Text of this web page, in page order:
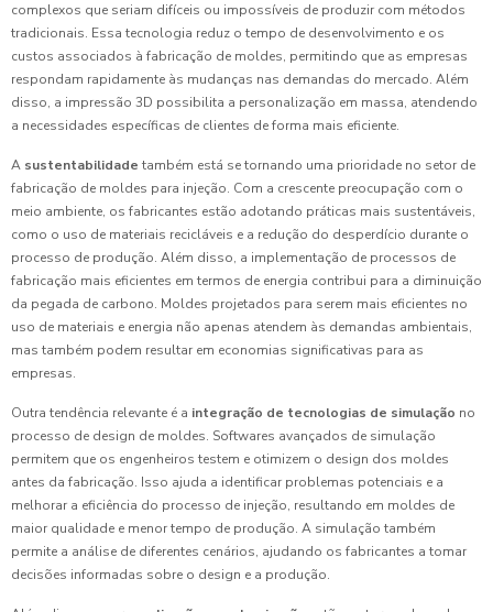
complexos que seriam difíceis ou impossíveis de produzir com métodos
tradicionais. Essa tecnologia reduz o tempo de desenvolvimento e os
custos associados à fabricação de moldes, permitindo que as empresas
respondam rapidamente às mudanças nas demandas do mercado. Além
disso, a impressão 3D possibilita a personalização em massa, atendendo
a necessidades específicas de clientes de forma mais eficiente.
A sustentabilidade também está se tornando uma prioridade no setor de
fabricação de moldes para injeção. Com a crescente preocupação com o
meio ambiente, os fabricantes estão adotando práticas mais sustentáveis,
como o uso de materiais recicláveis e a redução do desperdício durante o
processo de produção. Além disso, a implementação de processos de
fabricação mais eficientes em termos de energia contribui para a diminuição
da pegada de carbono. Moldes projetados para serem mais eficientes no
uso de materiais e energia não apenas atendem às demandas ambientais,
mas também podem resultar em economias significativas para as
empresas.
Outra tendência relevante é a integração de tecnologias de simulação no
processo de design de moldes. Softwares avançados de simulação
permitem que os engenheiros testem e otimizem o design dos moldes
antes da fabricação. Isso ajuda a identificar problemas potenciais e a
melhorar a eficiência do processo de injeção, resultando em moldes de
maior qualidade e menor tempo de produção. A simulação também
permite a análise de diferentes cenários, ajudando os fabricantes a tomar
decisões informadas sobre o design e a produção.